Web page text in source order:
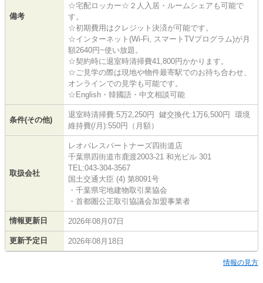
備考
☆宅配ロッカー☆２人入居・ルームシェアも可能で
す。
☆初期費用はクレジット決済が可能です。
☆インターネット(Wi-Fi, スマートTVプログラム)が月
額2640円~使い放題。
☆契約時に退室時清掃費41,800円かかります。
☆ご見学の際は現地や物件最寄駅でのお待ち合わせ、
オンラインでの見学も可能です。
☆English・韓國語・中文相談可能
条件(その他)
退室時清掃費:5万2,250円 鍵交換代:1万6,500円 環境
維持費(/月):550円（月額）
取扱会社
レオパレスパートナーズ四街道店
千葉県四街道市鹿渡2003-21 和光ビル 301
TEL:043-304-3567
国土交通大臣 (4) 第8091号
・千葉県宅地建物取引業協会
・首都圏公正取引協議会加盟事業者
情報更新日 2026年08月07日
更新予定日 2026年08月18日
情報の見方